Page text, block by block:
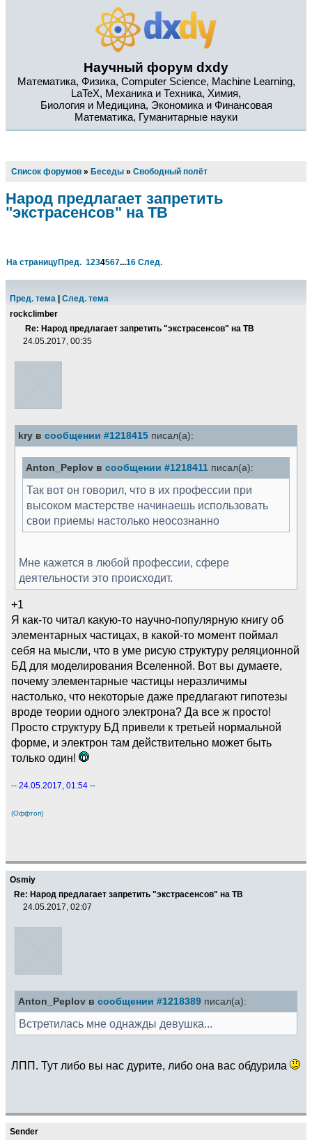
Научный форум dxdy
Математика, Физика, Computer Science, Machine Learning,
LaTeX, Механика и Техника, Химия,
Биология и Медицина, Экономика и Финансовая
Математика, Гуманитарные науки
Список форумов » Беседы » Свободный полёт
Народ предлагает запретить
"экстрасенсов" на ТВ
На страницуПред. 1234567...16 След.
Пред. тема
След. тема
rockclimber
Re: Народ предлагает запретить "экстрасенсов" на ТВ
24.05.2017, 00:35
kry в сообщении #1218415 писал(а):
Anton_Peplov в сообщении #1218411 писал(а):
Так вот он говорил, что в их профессии при
высоком мастерстве начинаешь использовать
свои приемы настолько неосознанно
Мне кажется в любой профессии, сфере
деятельности это происходит.
+1
Я как-то читал какую-то научно-популярную книгу об
элементарных частицах, в какой-то момент поймал
себя на мысли, что в уме рисую структуру реляционной
БД для моделирования Вселенной. Вот вы думаете,
почему элементарные частицы неразличимы
настолько, что некоторые даже предлагают гипотезы
вроде теории одного электрона? Да все ж просто!
Просто структуру БД привели к третьей нормальной
форме, и электрон там действительно может быть
только один!
-- 24.05.2017, 01:54 --
(Оффтоп)
Osmiy
Re: Народ предлагает запретить "экстрасенсов" на ТВ
24.05.2017, 02:07
Anton_Peplov в сообщении #1218389 писал(а):
Встретилась мне однажды девушка...
ЛПП. Тут либо вы нас дурите, либо она вас обдурила
Sender